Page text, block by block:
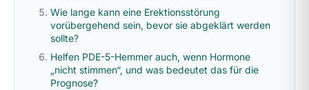
Wie lange kann eine Erektionsstörung
vorübergehend sein, bevor sie abgeklärt werden
sollte?
Helfen PDE-5-Hemmer auch, wenn Hormone
„nicht stimmen“, und was bedeutet das für die
Prognose?